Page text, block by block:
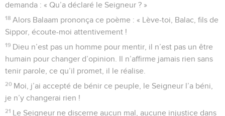
demanda : « Qu’a déclaré le Seigneur ? »
18 Alors Balaam prononça ce poème : « Lève-toi, Balac, fils de
Sippor, écoute-moi attentivement !
19 Dieu n’est pas un homme pour mentir, il n’est pas un être
humain pour changer d’opinion. Il n’affirme jamais rien sans
tenir parole, ce qu’il promet, il le réalise.
20 Moi, j’ai accepté de bénir ce peuple, le Seigneur l’a béni,
je n’y changerai rien !
21 Le Seigneur ne discerne aucun mal, aucune injustice dans